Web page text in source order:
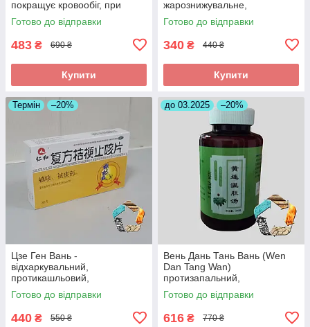
покращує кровообіг, при
інсульті, головних болях
Готово до відправки
483 ₴ 690 ₴
Купити
жарознижувальне,
протизапальне,антиалергічне
Готово до відправки
340 ₴ 440 ₴
Купити
Термін –20%
Цзе Ген Вань -
відхаркувальний,
протикашльовий,
протизапальний
Готово до відправки
440 ₴ 550 ₴
до 03.2025 –20%
Вень Дань Тань Вань (Wen
Dan Tang Wan)
протизапальний,
знеболюючий, при
холециститі
Готово до відправки
616 ₴ 770 ₴